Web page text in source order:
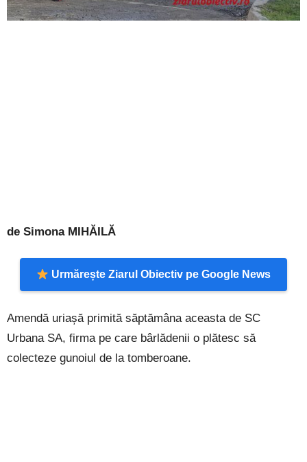
de Simona MIHĂILĂ
Urmărește Ziarul Obiectiv pe Google News
Amendă uriașă primită săptămâna aceasta de SC
Urbana SA, firma pe care bârlădenii o plătesc să
colecteze gunoiul de la tomberoane.